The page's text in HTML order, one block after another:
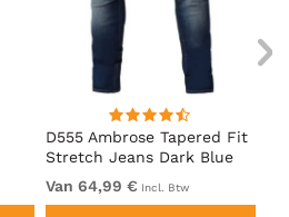
D555 Ambrose Tapered Fit
Stretch Jeans Dark Blue
Van 64,99 € Incl. Btw